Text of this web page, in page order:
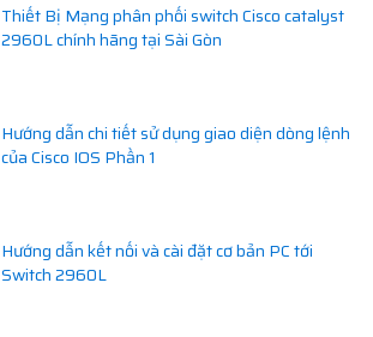
Thiết Bị Mạng phân phối switch Cisco catalyst
2960L chính hãng tại Sài Gòn
Hướng dẫn chi tiết sử dụng giao diện dòng lệnh
của Cisco IOS Phần 1
Hướng dẫn kết nối và cài đặt cơ bản PC tới
Switch 2960L